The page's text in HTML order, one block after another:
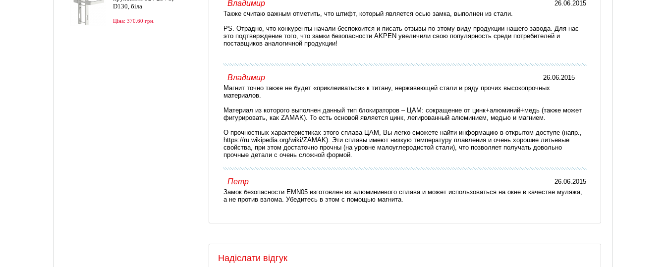
D130, біла
Ціна: 370.60 грн.
Владимир
26.06.2015
Также считаю важным отметить, что штифт, который является осью замка, выполнен из стали.
PS. Отрадно, что конкуренты начали беспокоится и писать отзывы по этому виду продукции нашего завода. Для нас
это подтверждение того, что замки безопасности AKPEN увеличили свою популярность среди потребителей и
поставщиков аналогичной продукции!
Владимир
26.06.2015
Магнит точно также не будет «приклеиваться» к титану, нержавеющей стали и ряду прочих высокопрочных
материалов.
Материал из которого выполнен данный тип блокираторов – ЦАМ: сокращение от цинк+алюминий+медь (также может
фигурировать, как ZAMAK). То есть основой является цинк, легированный алюминием, медью и магнием.
О прочностных характеристиках этого сплава ЦАМ, Вы легко сможете найти информацию в открытом доступе (напр.,
https://ru.wikipedia.org/wiki/ZAMAK). Эти сплавы имеют низкую температуру плавления и очень хорошие литьевые
свойства, при этом достаточно прочны (на уровне малоуглеродистой стали), что позволяет получать довольно
прочные детали с очень сложной формой.
Петр
26.06.2015
Замок безопасности EMN05 изготовлен из алюминиевого сплава и может использоваться на окне в качестве муляжа,
а не против взлома. Убедитесь в этом с помощью магнита.
Надіслати відгук